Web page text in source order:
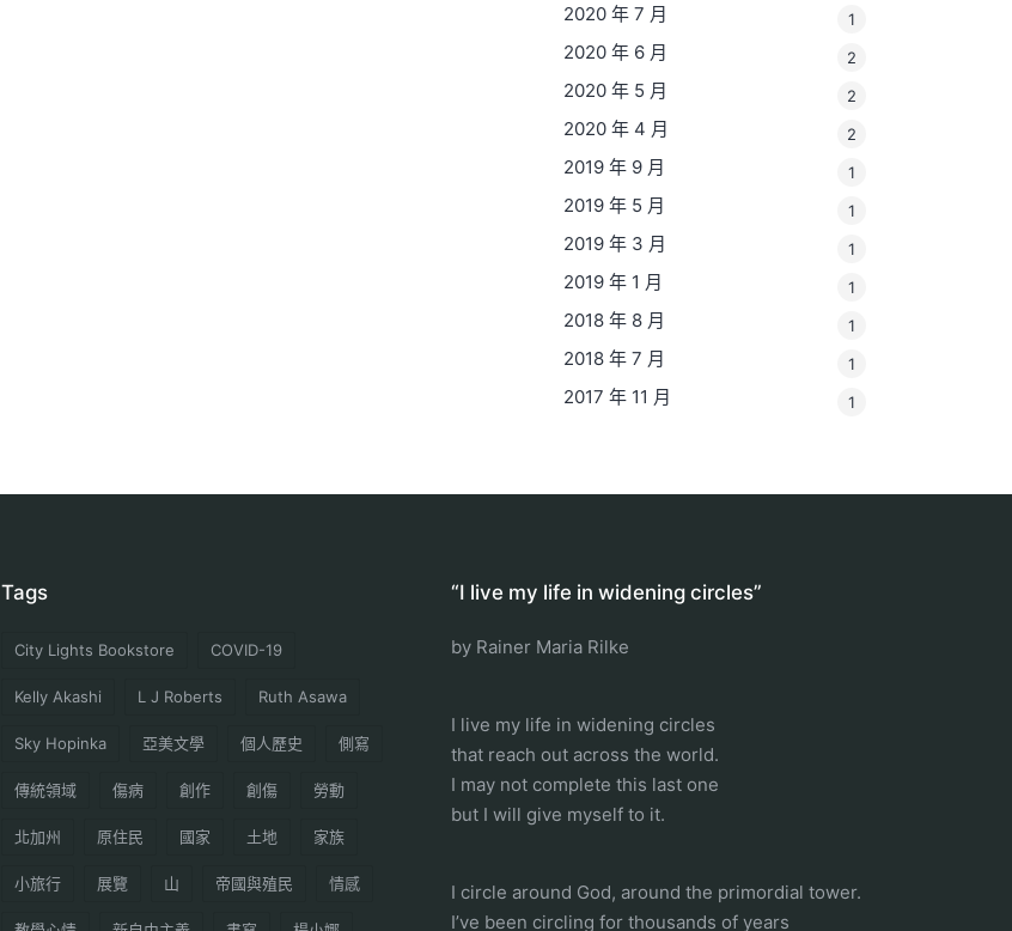
2020 年 7 月 1
2020 年 6 月 2
2020 年 5 月 2
2020 年 4 月 2
2019 年 9 月 1
2019 年 5 月 1
2019 年 3 月 1
2019 年 1 月 1
2018 年 8 月 1
2018 年 7 月 1
2017 年 11 月 1
Tags
City Lights Bookstore COVID-19
Kelly Akashi L J Roberts Ruth Asawa
Sky Hopinka 亞美文學 個人歷史 側寫
傳統領域 傷病 創作 創傷 勞動
北加州 原住民 國家 土地 家族
小旅行 展覽 山 帝國與殖民 情感
“I live my life in widening circles”
by Rainer Maria Rilke
I live my life in widening circles
that reach out across the world.
I may not complete this last one
but I will give myself to it.
I circle around God, around the primordial tower.
I’ve been circling for thousands of years